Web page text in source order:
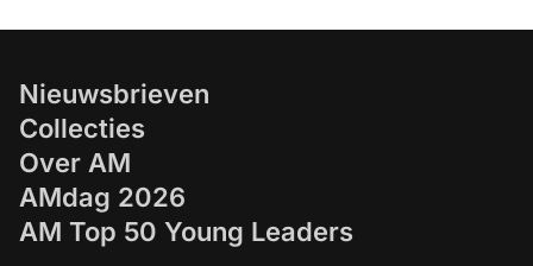
Nieuwsbrieven
Collecties
Over AM
AMdag 2026
AM Top 50 Young Leaders